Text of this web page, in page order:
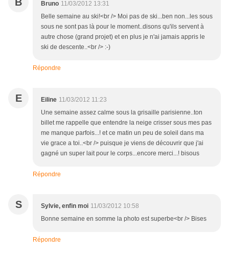
Bruno 11/03/2012 13:31
Belle semaine au ski!<br /> Moi pas de ski...ben non...les sous
sous ne sont pas là pour le moment..disons qu'ils servent à
autre chose (grand projet) et en plus je n'ai jamais appris le
ski de descente..<br /> :-)
Répondre
E Eiline 11/03/2012 11:23
Une semaine assez calme sous la grisaille parisienne..ton
billet me rappelle que entendre la neige crisser sous mes pas
me manque parfois...! et ce matin un peu de soleil dans ma
vie grace a toi..<br /> puisque je viens de découvrir que j'ai
gagné un super lait pour le corps...encore merci...! bisous
Répondre
S Sylvie, enfin moi 11/03/2012 10:58
Bonne semaine en somme la photo est superbe<br /> Bises
Répondre